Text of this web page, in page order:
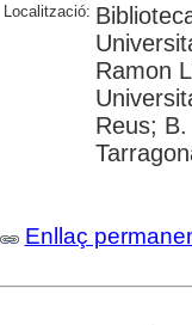
Localització:
Ramon
Reus;
Enllaç